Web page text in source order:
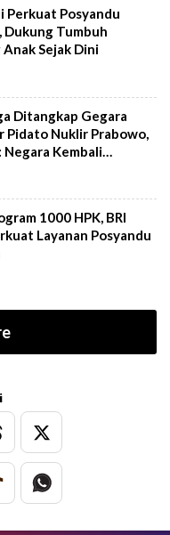
Perkuat Posyandu
Dukung Tumbuh
Anak Sejak Dini
Ditangkap Gegara
Pidato Nuklir Prabowo,
Kembali
1000 HPK, BRI
Layanan Posyandu